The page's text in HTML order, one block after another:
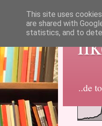
..de
This site uses
are shared with
statistics, and to